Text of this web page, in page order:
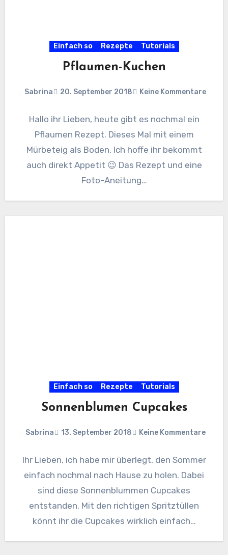
Einfach so Rezepte Tutorials
Pflaumen-Kuchen
Sabrina 20. September 2018 Keine Kommentare
Hallo ihr Lieben, heute gibt es nochmal ein
Pflaumen Rezept. Dieses Mal mit einem
Mürbeteig als Boden. Ich hoffe ihr bekommt
auch direkt Appetit 😉 Das Rezept und eine
Foto-Aneitung…
Einfach so Rezepte Tutorials
Sonnenblumen Cupcakes
Sabrina 13. September 2018 Keine Kommentare
Ihr Lieben, ich habe mir überlegt, den Sommer
einfach nochmal nach Hause zu holen. Dabei
sind diese Sonnenblummen Cupcakes
entstanden. Mit den richtigen Spritztüllen
könnt ihr die Cupcakes wirklich einfach…